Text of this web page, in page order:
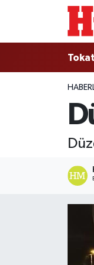
Tokat
Tokat
Türkiye
Gündem
Nöbetçi
Hava
Tokat
Süper Lig
Son Dakika
Haber Arşivi